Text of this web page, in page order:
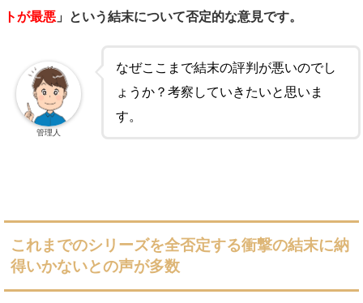
トが最悪 」という結末について否定的な意見です。
なぜここまで結末の評判が悪いのでし
ょうか？考察していきたいと思いま
す。
管理人
これまでのシリーズを全否定する衝撃の結末に納
得いかないとの声が多数